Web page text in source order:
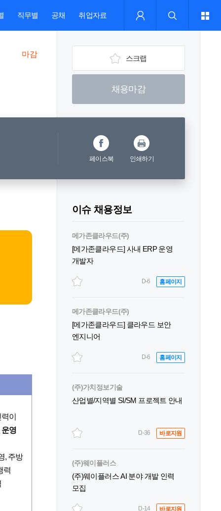
직무별 공채 취업자료
마감 스크랩
채용마감
페이스북 인쇄하기
이
운영
, 주방
력
이슈 채용정보
메가존클라우드(주)
[메가존클라우드] 사내 ERP 운영
개발자
D-6 홈페이지
메가존클라우드(주)
[메가존클라우드] 클라우드 보안
엔지니어
D-6 홈페이지
(주)가치정보기술
산업별/지역별 SI/SM 프로젝트 안내
D-36 바로지원
(주)웨이플러스
(주)웨이플러스 AI 분야 개발 인력
모집
D-14 바로지원